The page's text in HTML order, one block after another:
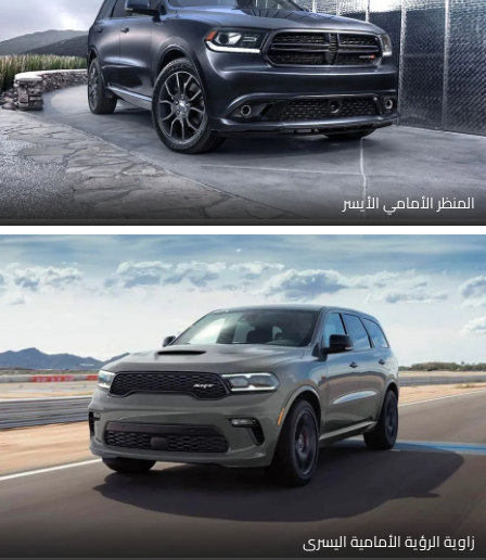
المنظر الأمامي الأيسر
زاوية الرؤية الأمامية اليسرى